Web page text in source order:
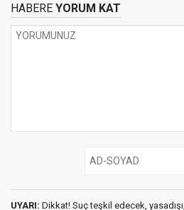
HABERE YORUM KAT
UYARI: Dikkat! Suç teşkil edecek,